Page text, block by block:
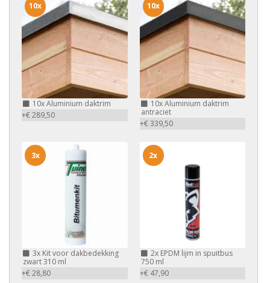
10xAluminium daktrim
+€ 289,50
10x
10xAluminium daktrim
antraciet
+€ 339,50
10x
3x Kit voor dakbedekking
zwart 310 ml
+€ 28,80
3x
2xEPDM lijm in spuitbus
750 ml
+€ 47,90
2x